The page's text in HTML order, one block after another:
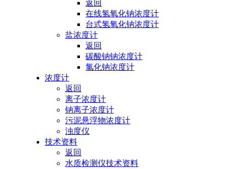
返回
在线氢氧化钠浓度计
台式氢氧化钠浓度计
盐浓度计
返回
碳酸钠钠浓度计
氯化钠浓度计
浓度计
返回
离子浓度计
钠离子浓度计
污泥悬浮物浓度计
浊度仪
技术资料
返回
水质检测仪技术资料